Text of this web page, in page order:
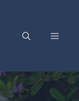
Menu